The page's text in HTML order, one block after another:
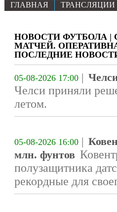
ГЛАВНАЯ ТРАНСЛЯЦИИ
НОВОСТИ ФУТБОЛА |
МАТЧЕЙ.
ПОСЛЕДНИЕ
05-08-2026 17:00 |
Челси приняли
летом.
05-08-2026 16:00 |
млн. фунтов
полузащитника
рекордные для